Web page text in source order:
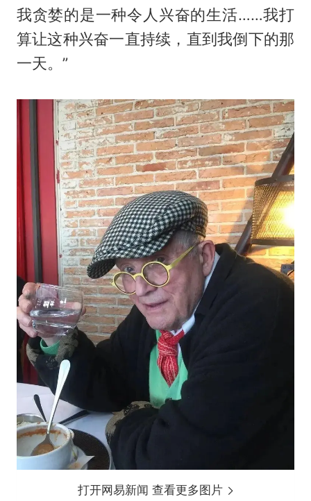
我贪婪的是一种令人兴奋的生活……我打
算让这种兴奋一直持续，直到我倒下的那
一天。”
打开网易新闻 查看更多图片